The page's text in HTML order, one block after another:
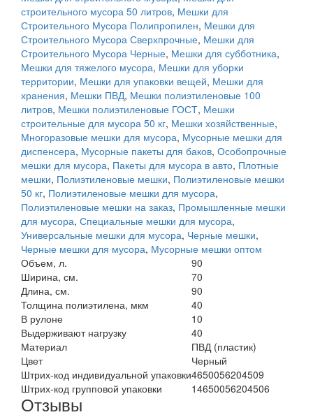
строительного мусора 50 литров, Мешки для
Строительного Мусора Полипропилен, Мешки для
Строительного Мусора Сверхпрочные, Мешки для
Строительного Мусора Черные, Мешки для субботника,
Мешки для тяжелого мусора, Мешки для уборки
территории, Мешки для упаковки вещей, Мешки для
хранения, Мешки ПВД, Мешки полиэтиленовые 100
литров, Мешки полиэтиленовые ГОСТ, Мешки
строительные для мусора 50 кг, Мешки хозяйственные,
Многоразовые мешки для мусора, Мусорные мешки для
диспенсера, Мусорные пакеты для баков, Особопрочные
мешки для мусора, Пакеты для мусора в авто, Плотные
мешки, Полиэтиленовые мешки, Полиэтиленовые мешки
50 кг, Полиэтиленовые мешки для мусора,
Полиэтиленовые мешки на заказ, Промышленные мешки
для мусора, Специальные мешки для мусора,
Универсальные мешки для мусора, Черные мешки,
Черные мешки для мусора, Мусорные мешки оптом
Объем, л.
90
Ширина, см.
70
Длина, см.
90
Толщина полиэтилена, мкм
40
В рулоне
10
Выдерживают нагрузку
40
Материал
ПВД (пластик)
Цвет
Черный
Штрих-код индивидуальной упаковки4650056204509
Штрих-код групповой упаковки
14650056204506
Отзывы